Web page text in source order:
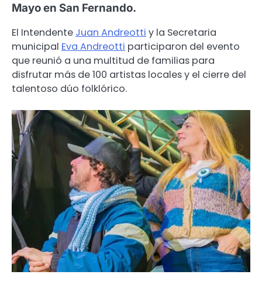
Mayo en San Fernando.
El Intendente Juan Andreotti y la Secretaria
municipal Eva Andreotti participaron del evento
que reunió a una multitud de familias para
disfrutar más de 100 artistas locales y el cierre del
talentoso dúo folklórico.